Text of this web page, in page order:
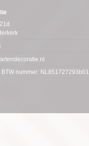
BTW nummer: NL851727293b01